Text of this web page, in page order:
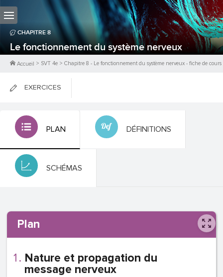
CHAPITRE 8
Le fonctionnement du système nerveux
Accueil > SVT 4e > Chapitre 8 - Le fonctionnement du système nerveux - fiche de cours
EXERCICES
FICHES DE COURS
PLAN DÉFINITIONS
SCHÉMAS
Plan
Nature et propagation du
message nerveux